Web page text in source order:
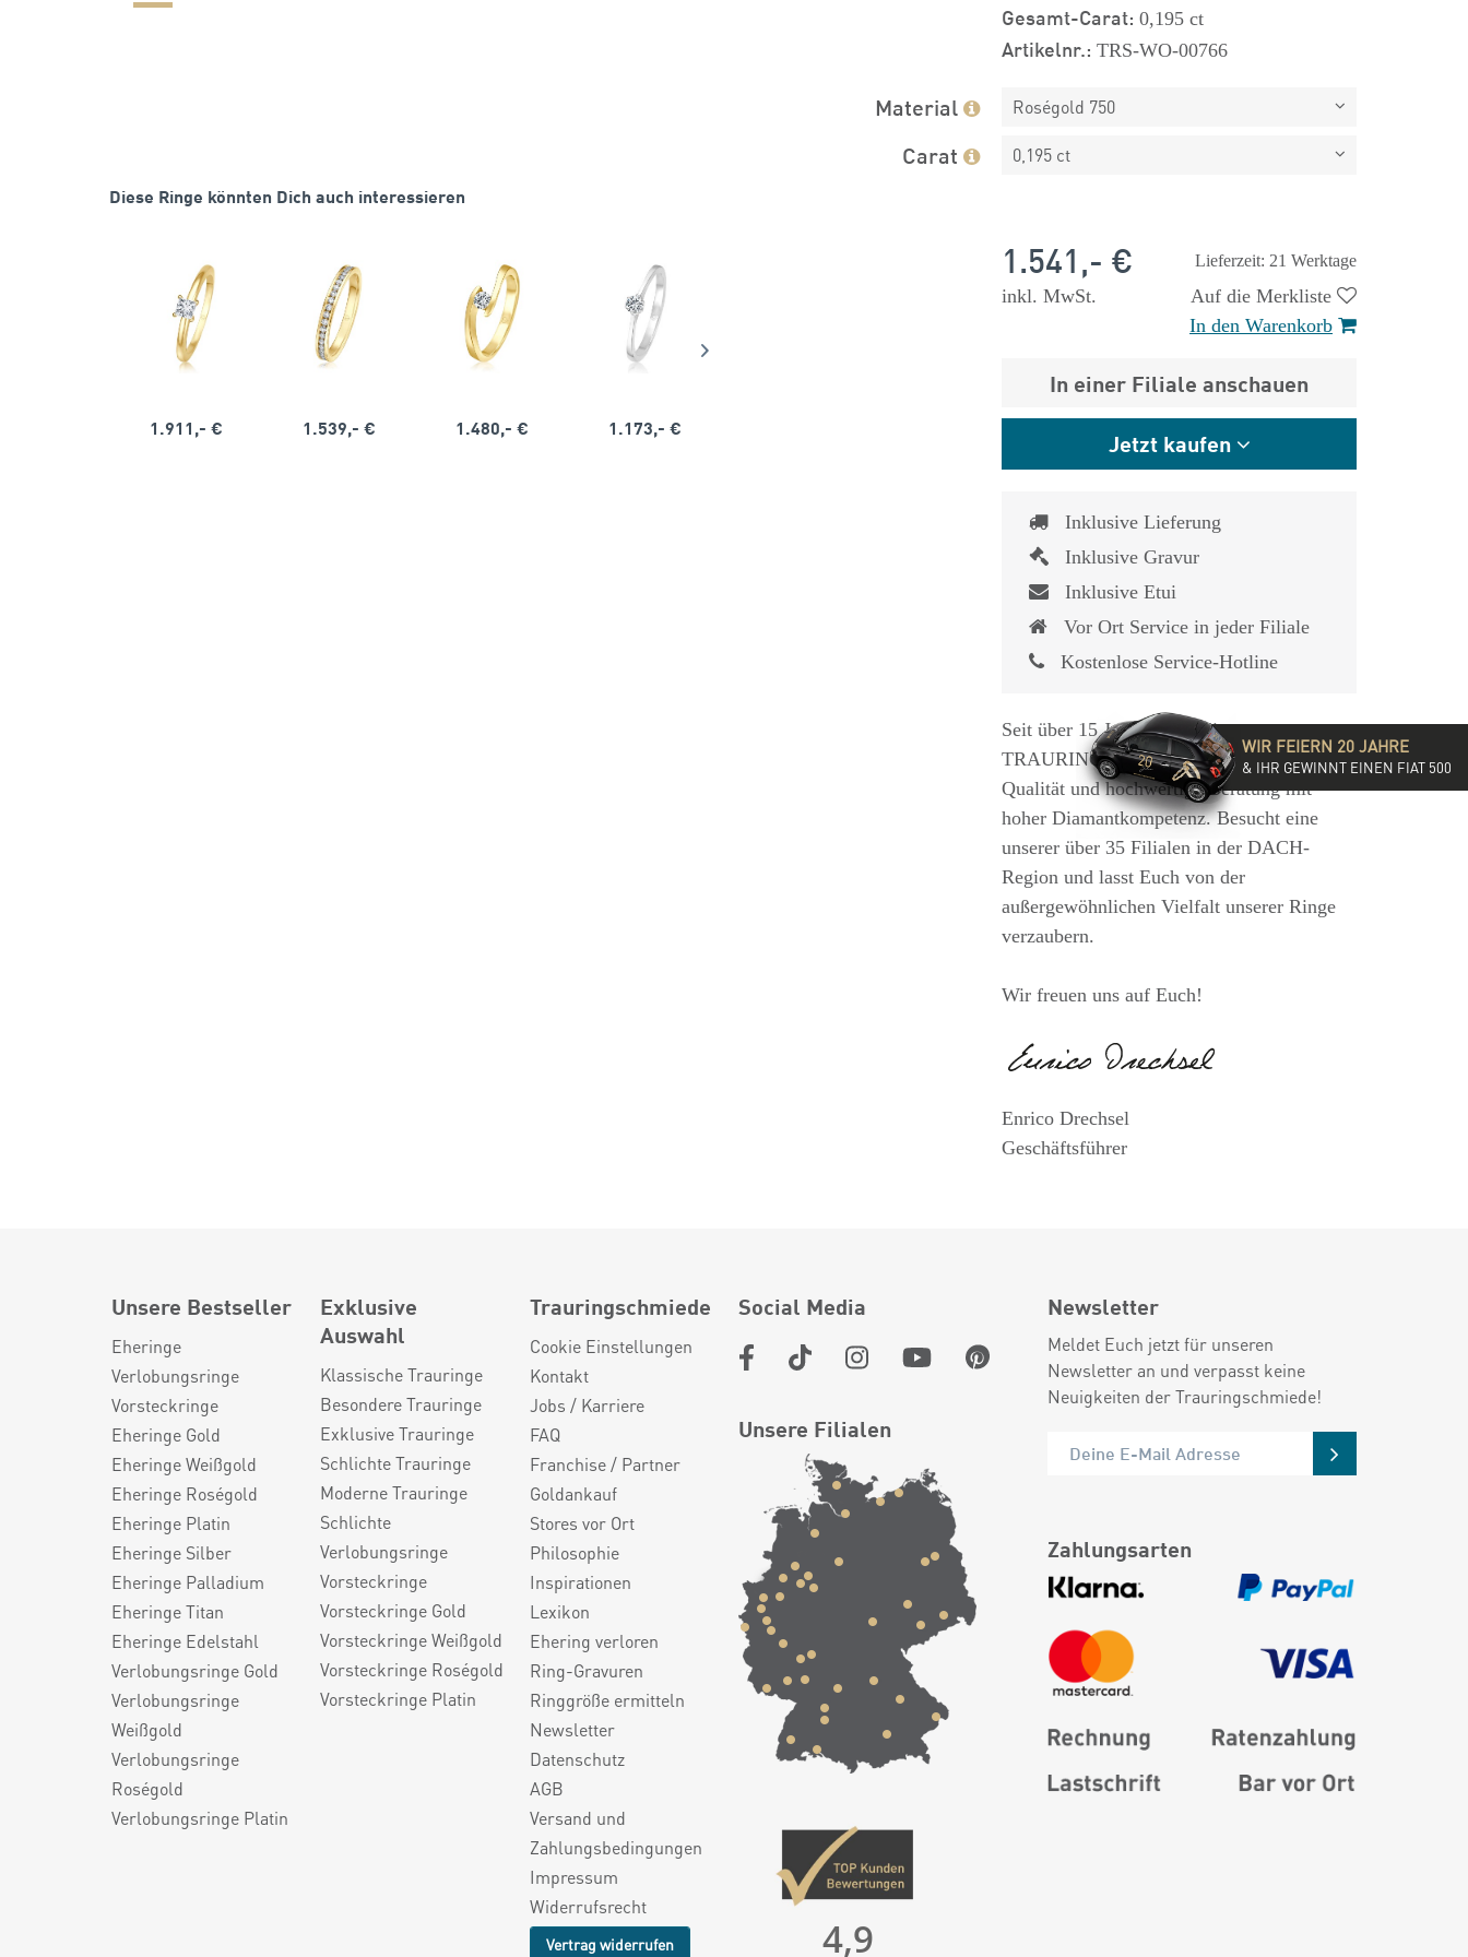
Diese Ringe könnten Dich auch interessieren
1.911,- € 1.539,- € 1.480,- € 1.173,- € 1.825,- €
Gesamt-Carat: 0,195 ct
Artikelnr.: TRS-WO-00766
Material Roségold 750
Carat 0,195 ct
Lieferzeit: 21 Werktage
1.541,- €
inkl. MwSt.
Auf die Merkliste
In den Warenkorb
In einer Filiale anschauen
Jetzt kaufen
Inklusive Lieferung
Inklusive Gravur
Inklusive Etui
Vor Ort Service in jeder Filiale
Kostenlose Service-Hotline
Seit über 15 Jahren steht die
TRAURINGSCHMIEDE für exzellente
Qualität und hochwertige Beratung mit
hoher Diamantkompetenz. Besucht eine
unserer über 35 Filialen in der DACH-
Region und lasst Euch von der
außergewöhnlichen Vielfalt unserer Ringe
verzaubern.
Wir freuen uns auf Euch!
Enrico Drechsel
Geschäftsführer
Unsere Bestseller
Eheringe
Verlobungsringe
Vorsteckringe
Eheringe Gold
Eheringe Weißgold
Eheringe Roségold
Eheringe Platin
Eheringe Silber
Eheringe Palladium
Eheringe Titan
Eheringe Edelstahl
Verlobungsringe Gold
Verlobungsringe
Weißgold
Verlobungsringe
Roségold
Verlobungsringe Platin
Exklusive
Auswahl
Klassische Trauringe
Besondere Trauringe
Exklusive Trauringe
Schlichte Trauringe
Moderne Trauringe
Schlichte
Verlobungsringe
Vorsteckringe
Vorsteckringe Gold
Vorsteckringe Weißgold
Vorsteckringe Roségold
Vorsteckringe Platin
Trauringschmiede
Cookie Einstellungen
Kontakt
Jobs / Karriere
FAQ
Franchise / Partner
Goldankauf
Stores vor Ort
Philosophie
Inspirationen
Lexikon
Ehering verloren
Ring-Gravuren
Ringgröße ermitteln
Newsletter
Datenschutz
AGB
Versand und
Zahlungsbedingungen
Impressum
Widerrufsrecht
Vertrag widerrufen
Social Media
Unsere Filialen
4,9
Newsletter
Meldet Euch jetzt für unseren
Newsletter an und verpasst keine
Neuigkeiten der Trauringschmiede!
Zahlungsarten
WIR FEIERN 20 JAHRE
& IHR GEWINNT EINEN FIAT 500